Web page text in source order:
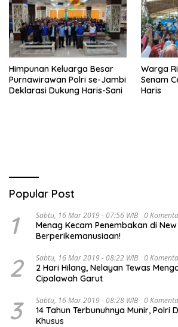
Himpunan Keluarga Besar
Purnawirawan Polri se-Jambi
Deklarasi Dukung Haris-Sani
Warga
Senam
Haris
Popular Post
1 Sabtu, 16 Mar 2019 - 07:56 WIB 0
Menag Kecam Penembakan di
Berperikemanusiaan!
2 Sabtu, 16 Mar 2019 - 08:22 WIB 0
2 Hari Hilang, Nelayan Tewas
Cipalawah Garut
3 Sabtu, 16 Mar 2019 - 08:28 WIB 0
14 Tahun Terbunuhnya Munir, Polri
Khusus